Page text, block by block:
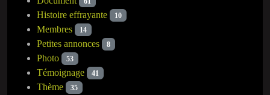
Histoire effrayante 10
Membres 14
Petites annonces 8
Photo 53
Témoignage 41
Thème 35